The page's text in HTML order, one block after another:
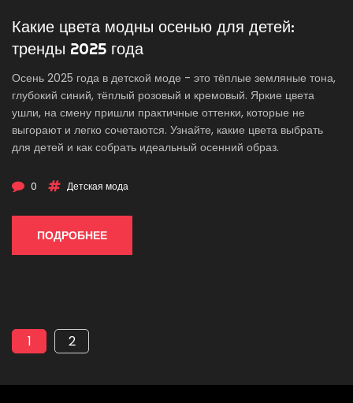
Какие цвета модны осенью для детей:
тренды 2025 года
Осень 2025 года в детской моде - это тёплые земляные тона,
глубокий синий, тёплый розовый и кремовый. Яркие цвета
ушли, на смену пришли практичные оттенки, которые не
выгорают и легко сочетаются. Узнайте, какие цвета выбрать
для детей и как собрать идеальный осенний образ.
0 Детская мода
ПОДРОБНЕЕ
1 2